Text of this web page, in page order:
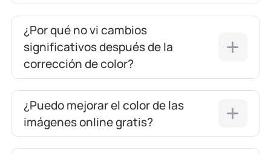
¿Por qué no vi cambios
significativos después de la
corrección de color?
¿Puedo mejorar el color de las
imágenes online gratis?